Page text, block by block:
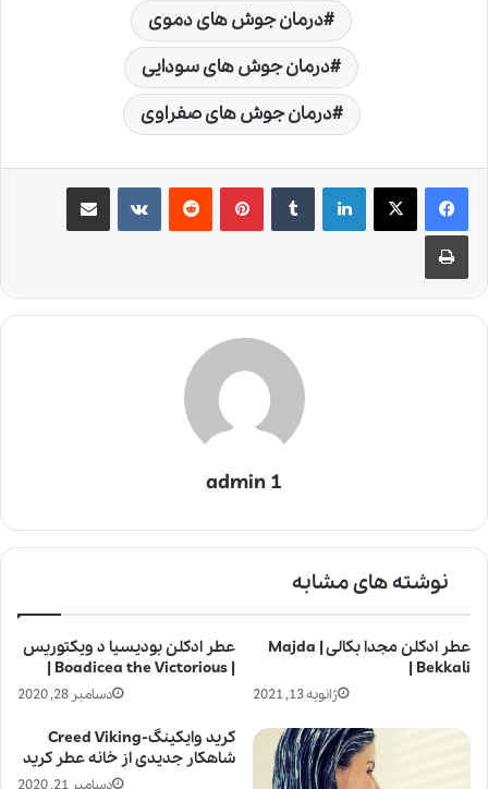
درمان جوش های دموی
درمان جوش های سودایی
درمان جوش های صفراوی
لینکدین ‫تامبلر ‫پین‌ترست‫رددیت ‫VKontakteاشتراک گذاری از طریق ایمیل
چاپ
admin 1
نوشته های مشابه
عطر ادکلن بودیسیا د ویکتوریس
| Boadicea the Victorious |
دسامبر 28, 2020
عطر ادکلن مجدا بکالی | Majda
Bekkali |
ژانویه 13, 2021
کرید وایکینگ-Creed Viking
شاهکار جدیدی از خانه عطر کرید
دسامبر 21, 2020